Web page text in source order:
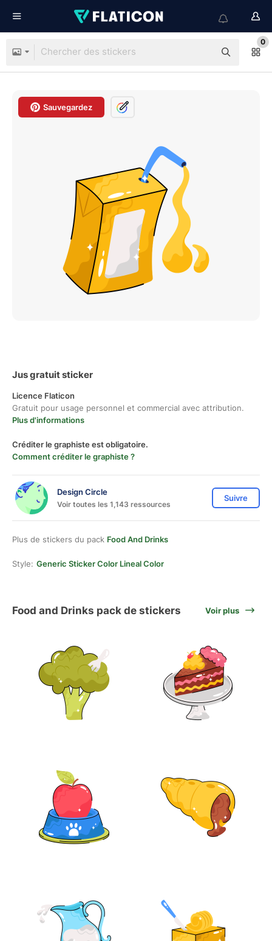
0
Sauvegardez
Jus gratuit sticker
Licence Flaticon
Gratuit pour usage personnel et commercial avec attribution.
Plus d'informations
Créditer le graphiste est obligatoire.
Comment créditer le graphiste ?
Design Circle
Voir toutes les 1,143 ressources
Suivre
Plus de stickers du pack Food And Drinks
Style: Generic Sticker Color Lineal Color
Food and Drinks pack de stickers Voir plus